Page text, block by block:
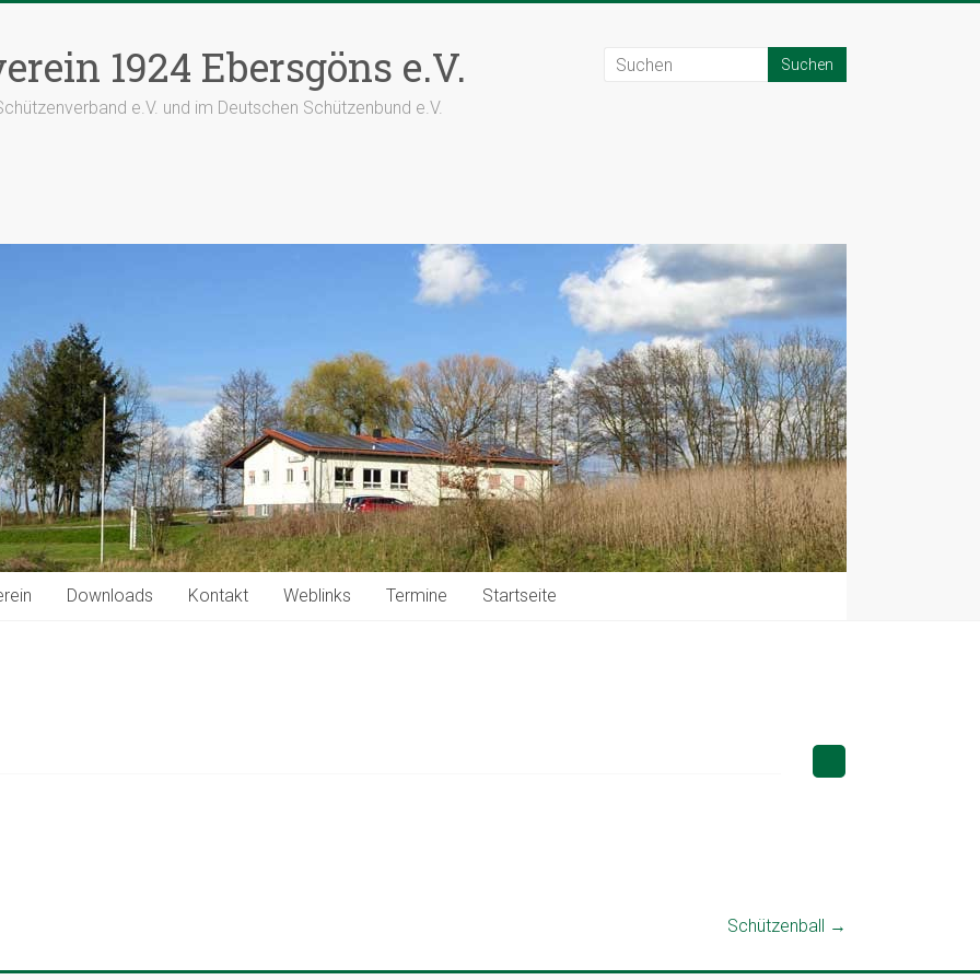
1924 Ebersgöns e.V.
e.V. und im Deutschen Schützenbund e.V.
Downloads Kontakt Weblinks Termine Startseite
Schützenball →